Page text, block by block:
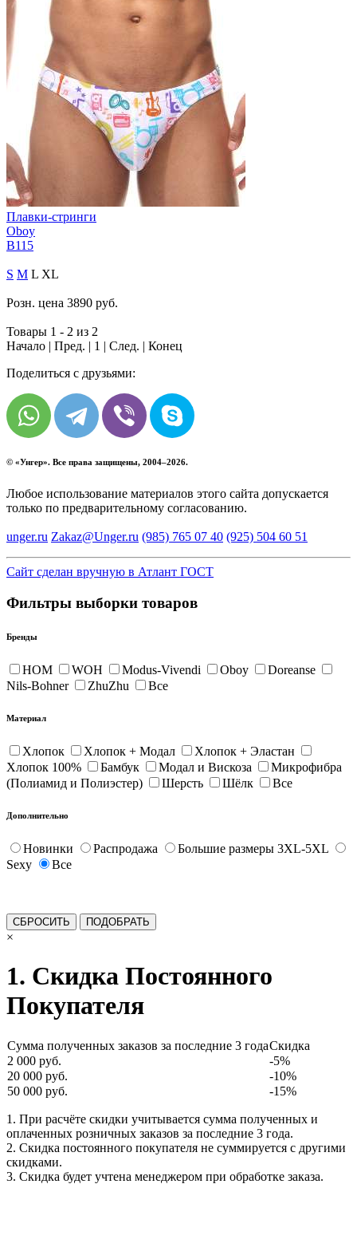
Плавки-стринги
Oboy
B115
S M L XL
Розн. цена 3890 руб.
Товары 1 - 2 из 2
Начало | Пред. | 1 | След. | Конец
Поделиться с друзьями:
© «Унгер». Все права защищены, 2004–2026.
Любое использование материалов этого сайта допускается
только по предварительному согласованию.
unger.ru Zakaz@Unger.ru (985) 765 07 40 (925) 504 60 51
Сайт сделан вручную в Атлант ГОСТ
Фильтры выборки товаров
Бренды
HOM WOH Modus-Vivendi Oboy
Doreanse
Nils-Bohner
ZhuZhu Все
Материал
Хлопок Хлопок + Модал
Хлопок + Эластан
Хлопок 100%
Бамбук Модал и Вискоза
Микрофибра
(Полиамид и Полиэстер)
Шерсть Шёлк Все
Дополнительно
Новинки Распродажа
Большие размеры 3XL-5XL
Sexy
Все
×
1. Скидка Постоянного
Покупателя
Сумма полученных заказов за последние 3 годаСкидка
2 000 руб.
-5%
20 000 руб.
-10%
50 000 руб.
-15%
1. При расчёте скидки учитывается сумма полученных и
оплаченных розничных заказов за последние 3 года.
2. Скидка постоянного покупателя не суммируется с другими
скидками.
3. Скидка будет учтена менеджером при обработке заказа.